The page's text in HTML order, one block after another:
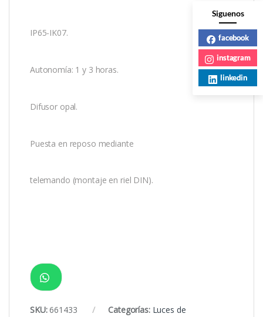
IP65-IK07.
Autonomía: 1 y 3 horas.
Difusor opal.
Puesta en reposo mediante
telemando (montaje en riel DIN).
SKU: 661433 Categorías: Luces de
Siguenos
facebook
instagram
linkedin